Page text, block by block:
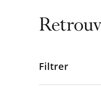
Passer
Filtrer